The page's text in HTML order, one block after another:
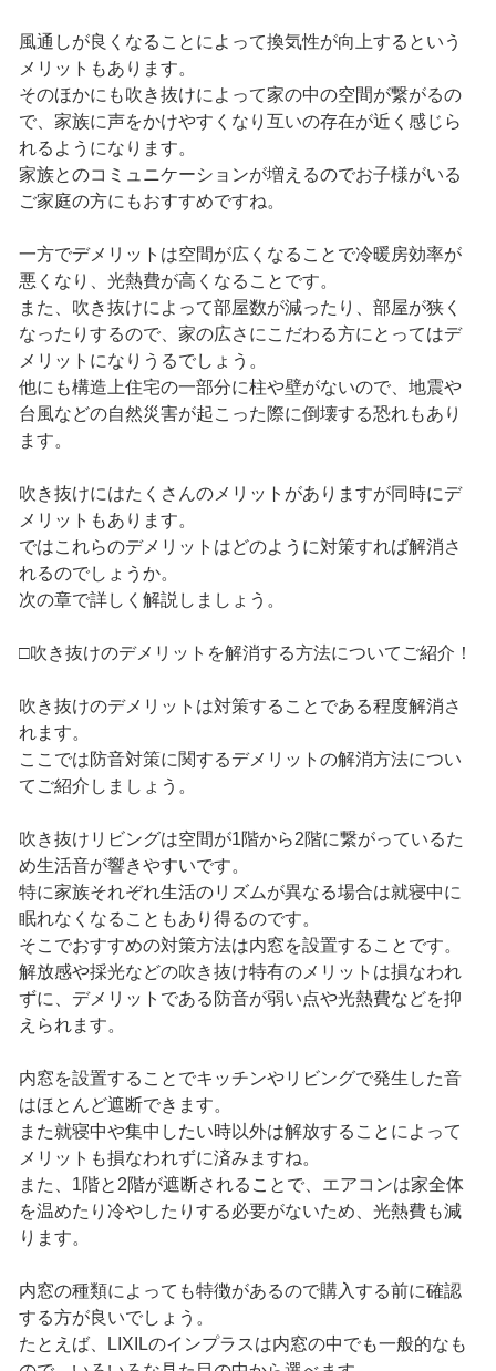
風通しが良くなることによって換気性が向上するという
メリットもあります。
そのほかにも吹き抜けによって家の中の空間が繋がるの
で、家族に声をかけやすくなり互いの存在が近く感じら
れるようになります。
家族とのコミュニケーションが増えるのでお子様がいる
ご家庭の方にもおすすめですね。
一方でデメリットは空間が広くなることで冷暖房効率が
悪くなり、光熱費が高くなることです。
また、吹き抜けによって部屋数が減ったり、部屋が狭く
なったりするので、家の広さにこだわる方にとってはデ
メリットになりうるでしょう。
他にも構造上住宅の一部分に柱や壁がないので、地震や
台風などの自然災害が起こった際に倒壊する恐れもあり
ます。
吹き抜けにはたくさんのメリットがありますが同時にデ
メリットもあります。
ではこれらのデメリットはどのように対策すれば解消さ
れるのでしょうか。
次の章で詳しく解説しましょう。
□吹き抜けのデメリットを解消する方法についてご紹介！
吹き抜けのデメリットは対策することである程度解消さ
れます。
ここでは防音対策に関するデメリットの解消方法につい
てご紹介しましょう。
吹き抜けリビングは空間が1階から2階に繋がっているた
め生活音が響きやすいです。
特に家族それぞれ生活のリズムが異なる場合は就寝中に
眠れなくなることもあり得るのです。
そこでおすすめの対策方法は内窓を設置することです。
解放感や採光などの吹き抜け特有のメリットは損なわれ
ずに、デメリットである防音が弱い点や光熱費などを抑
えられます。
内窓を設置することでキッチンやリビングで発生した音
はほとんど遮断できます。
また就寝中や集中したい時以外は解放することによって
メリットも損なわれずに済みますね。
また、1階と2階が遮断されることで、エアコンは家全体
を温めたり冷やしたりする必要がないため、光熱費も減
ります。
内窓の種類によっても特徴があるので購入する前に確認
する方が良いでしょう。
たとえば、LIXILのインプラスは内窓の中でも一般的なも